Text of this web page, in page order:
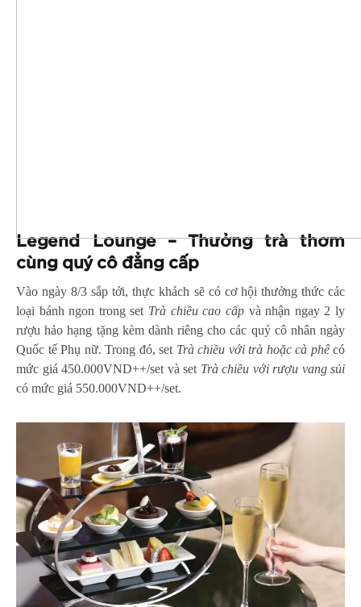
Legend Lounge – Thưởng trà thơm
cùng quý cô đẳng cấp
Vào ngày 8/3 sắp tới, thực khách sẽ có cơ hội thưởng thức các
loại bánh ngon trong set Trà chiều cao cấpvà nhận ngay 2 ly
rượu hảo hạng tặng kèm dành riêng cho các quý cô nhân ngày
Quốc tế Phụ nữ. Trong đó, set Trà chiều với trà hoặc cà phêcó
mức giá 450.000VND++/set và set Trà chiều với rượu vang sủi
có mức giá 550.000VND++/set.